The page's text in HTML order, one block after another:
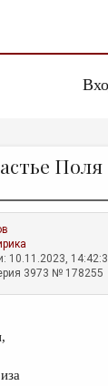
10.11.2023,
3973 № 178255